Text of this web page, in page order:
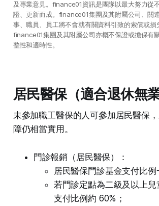
及專業意見。finance01資訊是團隊以最大努力從
證、更新而成。finance01集團及其附屬公司、關
事、職員、員工將不會就有關資料引致的索償或損
finance01集團及其附屬公司亦概不保證或擔保有
整性和適時性。
居民醫保（適合退休無業
未參加職工醫保的人可參加居民醫保
障仍相當實用。
門診報銷（居民醫保）：
居民醫保門診基金支付比例
若門診定點為二級及以上
支付比例約 60%；